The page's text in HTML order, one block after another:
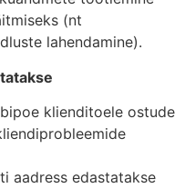
(nt
lahendamine).
klienditoele ostude
aadress edastatakse